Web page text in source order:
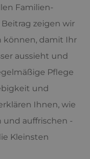
Familien-
zeigen wir
können, damit Ihr
aussieht und
Pflege
und
Ihnen, wie
und auffrischen -
Kleinsten